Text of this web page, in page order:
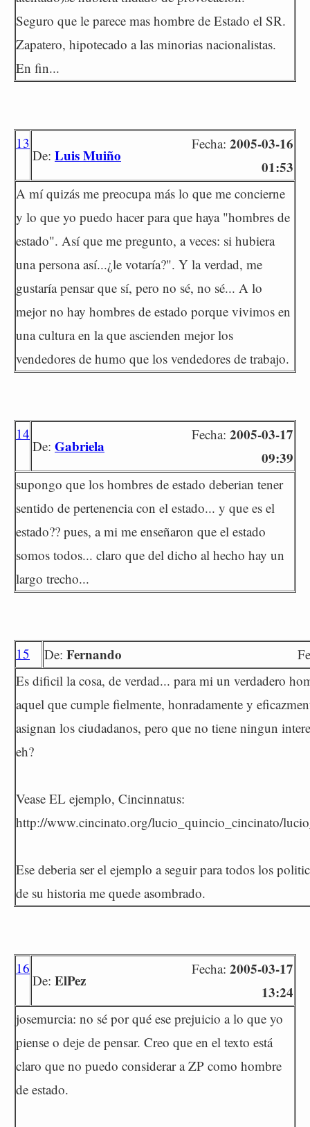
Seguro que le parece mas hombre de Estado el SR.
Zapatero, hipotecado a las minorias nacionalistas.
En fin...
13
De: Luis Muiño
Fecha: 2005-03-16
01:53
A mí quizás me preocupa más lo que me concierne
y lo que yo puedo hacer para que haya "hombres de
estado". Así que me pregunto, a veces: si hubiera
una persona así...¿le votaría?". Y la verdad, me
gustaría pensar que sí, pero no sé, no sé... A lo
mejor no hay hombres de estado porque vivimos en
una cultura en la que ascienden mejor los
vendedores de humo que los vendedores de trabajo.
14
De: Gabriela
Fecha: 2005-03-17
09:39
supongo que los hombres de estado deberian tener
sentido de pertenencia con el estado... y que es el
estado?? pues, a mi me enseñaron que el estado
somos todos... claro que del dicho al hecho hay un
largo trecho...
15 De: Fernando
Es dificil la cosa, de verdad... para mi un verdadero
aquel que cumple fielmente, honradamente y
asignan los ciudadanos, pero que no tiene ningun
eh?
Vease EL ejemplo, Cincinnatus:
http://www.cincinato.org/lucio_quincio_cincinato/
Ese deberia ser el ejemplo a seguir para todos los
de su historia me quede asombrado.
16
De: ElPez
Fecha: 2005-03-17
13:24
josemurcia: no sé por qué ese prejuicio a lo que yo
piense o deje de pensar. Creo que en el texto está
claro que no puedo considerar a ZP como hombre
de estado.